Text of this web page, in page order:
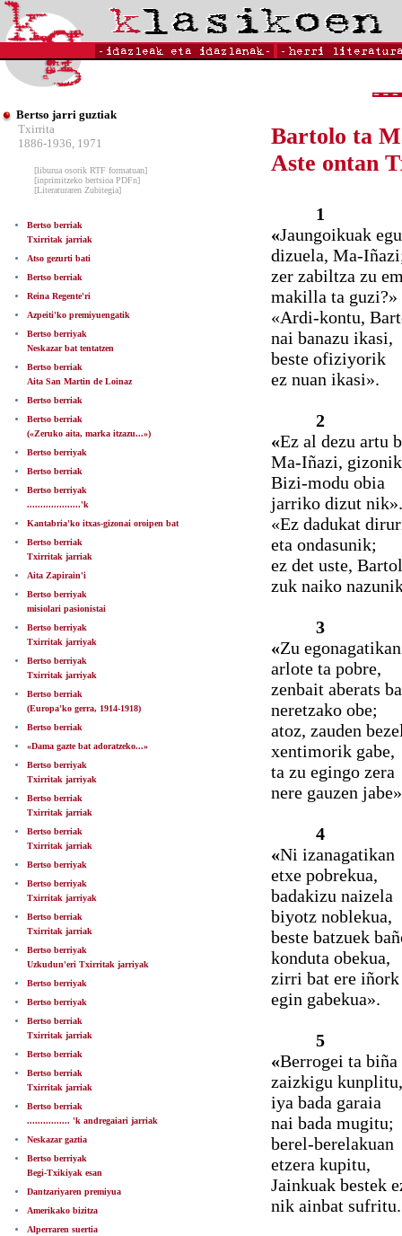
Bertso jarri guztiak
Txirrita
1886-1936, 1971
[liburua osorik RTF formatuan]
[inprimitzeko bertsioa PDFn]
[Literaturaren Zubitegia]
Bertso berriak
Txirritak jarriak
Atso gezurti bati
Bertso berriak
Reina Regente'ri
Azpeiti'ko premiyuengatik
Bertso berriyak
Neskazar bat tentatzen
Bertso berriak
Aita San Martin de Loinaz
Bertso berriak
Bertso berriak
(«Zeruko aita, marka itzazu...»)
Bertso berriyak
Bertso berriak
Bertso berriyak
....................'k
Kantabria'ko itxas-gizonai oroipen bat
Bertso berriak
Txirritak jarriak
Aita Zapirain'i
Bertso berriyak
misiolari pasionistai
Bertso berriyak
Txirritak jarriyak
Bertso berriyak
Txirritak jarriyak
Bertso berriak
(Europa'ko gerra, 1914-1918)
Bertso berriak
«Dama gazte bat adoratzeko...»
Bertso berriyak
Txirritak jarriyak
Bertso berriak
Txirritak jarriak
Bertso berriak
Txirritak jarriak
Bertso berriyak
Bertso berriyak
Txirritak jarriyak
Bertso berriak
Txirritak jarriak
Bertso berriyak
Uzkudun'eri Txirritak jarriyak
Bertso berriyak
Bertso berriyak
Bertso berriak
Txirritak jarriak
Bertso berriak
Bertso berriak
Txirritak jarriak
Bertso berriak
................ 'k andregaiari jarriak
Neskazar gaztia
Bertso berriyak
Begi-Txikiyak esan
Dantzariyaren premiyua
Amerikako bizitza
Alperraren suertia
Bartolo ta
Aste ontan
1
«Jaungoikuak
dizuela, Ma-
zer zabiltza zu
makilla ta guzi?»
«Ardi-kontu,
nai banazu ikasi,
beste ofiziyorik
ez nuan ikasi».
2
«Ez al dezu artu
Ma-Iñazi,
Bizi-modu obia
jarriko dizut nik».
«Ez dadukat
eta ondasunik;
ez det uste,
zuk naiko
3
«Zu egonagatikan
arlote ta pobre,
zenbait aberats
neretzako obe;
atoz, zauden
xentimorik gabe,
ta zu egingo zera
nere gauzen
4
«Ni izanagatikan
etxe pobrekua,
badakizu naizela
biyotz noblekua,
beste batzuek
konduta obekua,
zirri bat ere iñork
egin gabekua».
5
«Berrogei ta biña
zaizkigu kunplitu,
iya bada garaia
nai bada mugitu;
berel-berelakuan
etzera kupitu,
Jainkuak bestek
nik ainbat sufritu.